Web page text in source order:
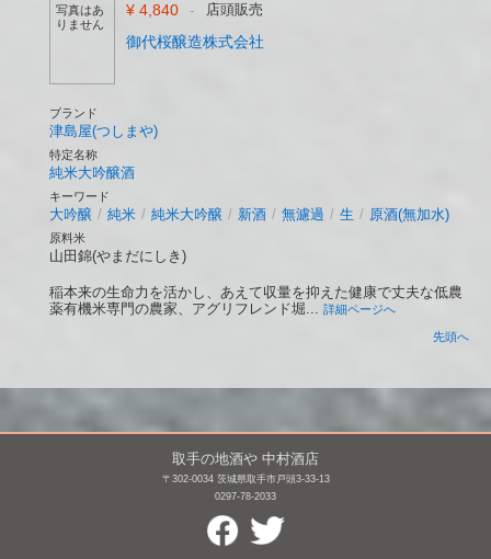
写真はあ
りません
¥ 4,840 - 店頭販売
御代桜醸造株式会社
ブランド
津島屋(つしまや)
特定名称
純米大吟醸酒
キーワード
大吟醸 / 純米 / 純米大吟醸 / 新酒 / 無濾過 / 生 / 原酒(無加水)
原料米
山田錦(やまだにしき)
稲本来の生命力を活かし、あえて収量を抑えた健康で丈夫な低農
薬有機米専門の農家、アグリフレンド堀... 詳細ページへ
先頭へ
取手の地酒や 中村酒店
〒302-0034 茨城県取手市戸頭3-33-13
0297-78-2033